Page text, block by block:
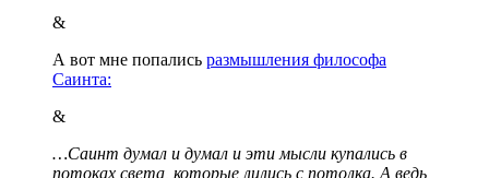
&
А вот мне попались размышления философа
Саинта:
&
…Саинт думал и думал и эти мысли купались в
потоках света, которые лились с потолка. А ведь